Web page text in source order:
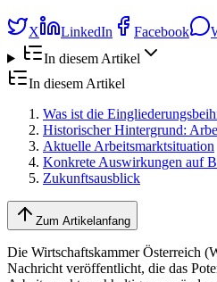
X LinkedIn Facebook
In diesem Artikel
In diesem Artikel
Was ist die
Historischer Hintergrund:
Aktuelle Arbeitsmarktsituation
Konkrete Auswirkungen auf
Zukunftsausblick
Zum Artikelanfang
Die Wirtschaftskammer Österreich
Nachricht veröffentlicht, die das